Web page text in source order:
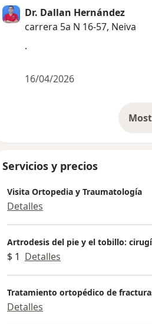
Dr. Dallan Hernández
carrera 5a N 16-57, Neiva
.
16/04/2026
Servicios y precios
Visita Ortopedia y Traumatología
Detalles
Artrodesis del pie y el tobillo:
$ 1 Detalles
Tratamiento ortopédico de
Detalles